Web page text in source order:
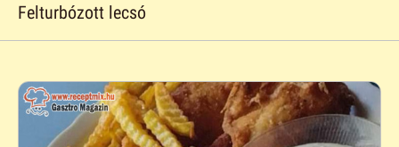
Felturbózott lecsó